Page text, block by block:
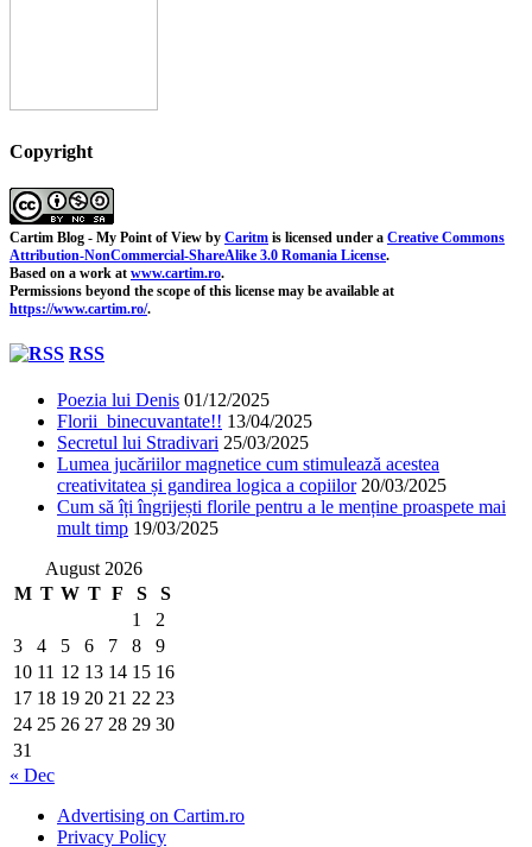
Copyright
Cartim Blog - My Point of View by Caritm is licensed under a Creative Commons
Attribution-NonCommercial-ShareAlike 3.0 Romania License.
Based on a work at www.cartim.ro.
Permissions beyond the scope of this license may be available at
https://www.cartim.ro/.
RSS
Poezia lui Denis 01/12/2025
Florii binecuvantate!! 13/04/2025
Secretul lui Stradivari 25/03/2025
Lumea jucăriilor magnetice cum stimulează acestea
creativitatea și gandirea logica a copiilor 20/03/2025
Cum să îți îngrijești florile pentru a le menține proaspete mai
mult timp 19/03/2025
August 2026
M T W T F S
S
1
2
3
4 5 6 7 8
9
10 11 12 13 14 15 16
17 18 19 20 21 22 23
24 25 26 27 28 29 30
31
« Dec
Advertising on Cartim.ro
Privacy Policy